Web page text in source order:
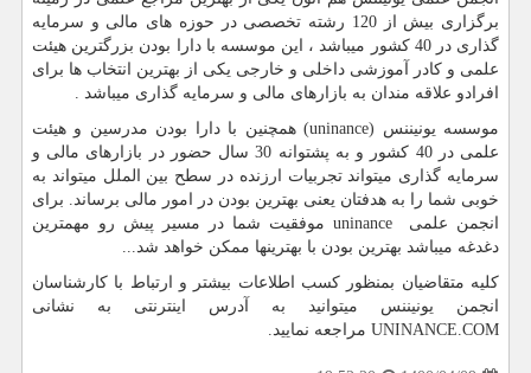
برگزاری بیش از 120 رشته تخصصی در حوزه های مالی و سرمایه
گذاری در 40 کشور میباشد ، این موسسه با دارا بودن بزرگترین هیئت
علمی و کادر آموزشی داخلی و خارجی یکی از بهترین انتخاب ها برای
افرادو علاقه مندان به بازارهای مالی و سرمایه گذاری میباشد .
موسسه یونیننس (uninance) همچنین با دارا بودن مدرسین و هیئت
علمی در 40 کشور و به پشتوانه 30 سال حضور در بازارهای مالی و
سرمایه گذاری میتواند تجربیات ارزنده در سطح بین الملل میتواند به
خوبی شما را به هدفتان یعنی بهترین بودن در امور مالی برساند. برای
انجمن علمی uninance موفقیت شما در مسیر پیش رو مهمترین
دغدغه میباشد بهترین بودن با بهترینها ممکن خواهد شد...
کلیه متقاضیان بمنظور کسب اطلاعات بیشتر و ارتباط با کارشناسان
انجمن یونیننس میتوانید به آدرس اینترنتی به نشانی
UNINANCE.COM مراجعه نمایید.